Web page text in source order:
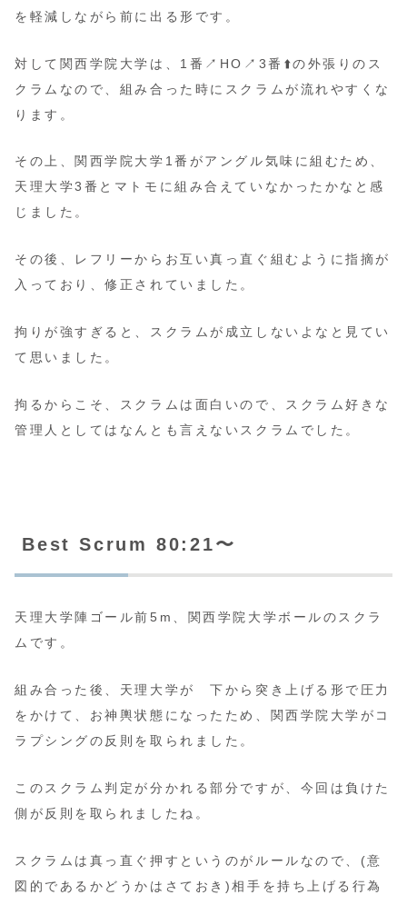
を軽減しながら前に出る形です。
対して関西学院大学は、1番↗️HO↗️3番⬆️の外張りのス
クラムなので、組み合った時にスクラムが流れやすくな
ります。
その上、関西学院大学1番がアングル気味に組むため、
天理大学3番とマトモに組み合えていなかったかなと感
じました。
その後、レフリーからお互い真っ直ぐ組むように指摘が
入っており、修正されていました。
拘りが強すぎると、スクラムが成立しないよなと見てい
て思いました。
拘るからこそ、スクラムは面白いので、スクラム好きな
管理人としてはなんとも言えないスクラムでした。
Best Scrum 80:21〜
天理大学陣ゴール前5m、関西学院大学ボールのスクラ
ムです。
組み合った後、天理大学が 下から突き上げる形で圧力
をかけて、お神輿状態になったため、関西学院大学がコ
ラプシングの反則を取られました。
このスクラム判定が分かれる部分ですが、今回は負けた
側が反則を取られましたね。
スクラムは真っ直ぐ押すというのがルールなので、(意
図的であるかどうかはさておき)相手を持ち上げる行為